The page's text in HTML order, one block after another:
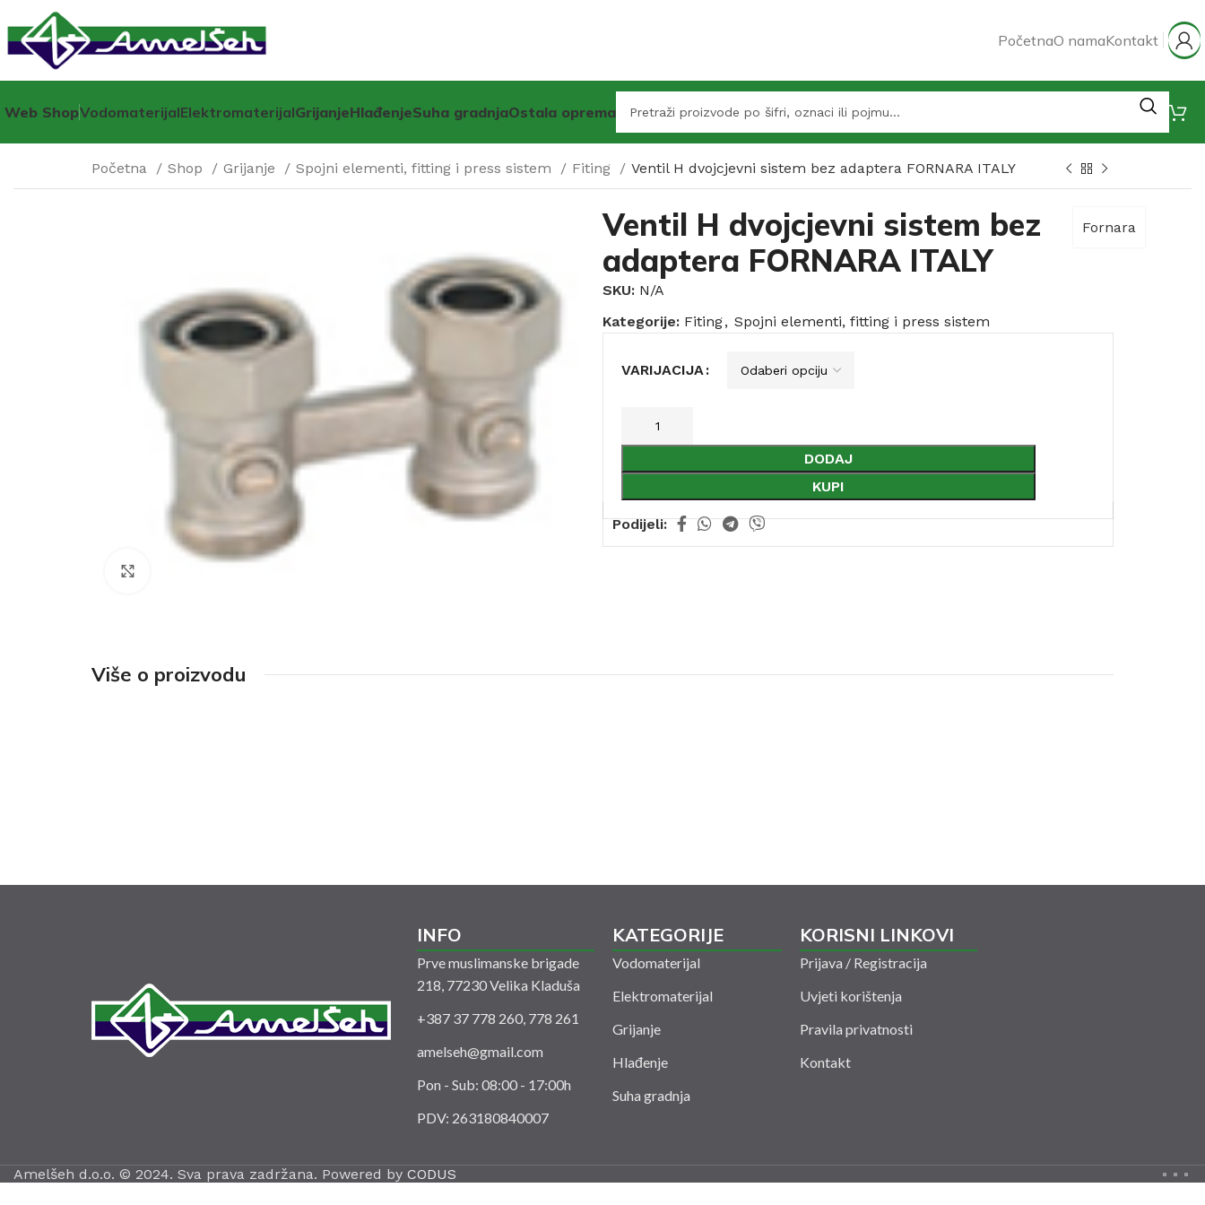
PočetnaO namaKontakt
Web ShopVodomaterijalElektromaterijalGrijanjeHlađenjeSuha gradnjaOstala oprema
Početna Shop Grijanje Spojni elementi, fitting i press sistem Fiting Ventil H dvojcjevni sistem bez adaptera FORNARA ITALY
Ventil H dvojcjevni sistem bez
adaptera FORNARA ITALY
Fornara
SKU: N/A
Kategorije: Fiting, Spojni elementi, fitting i press sistem
VARIJACIJA
DODAJ
KUPI
Podijeli:
Više o proizvodu
INFO
Prve muslimanske brigade
218, 77230 Velika Kladuša
+387 37 778 260, 778 261
amelseh@gmail.com
Pon - Sub: 08:00 - 17:00h
PDV: 263180840007
KATEGORIJE
Vodomaterijal
Elektromaterijal
Grijanje
Hlađenje
Suha gradnja
KORISNI LINKOVI
Prijava / Registracija
Uvjeti korištenja
Pravila privatnosti
Kontakt
Amelšeh d.o.o. © 2024. Sva prava zadržana. Powered by CODUS